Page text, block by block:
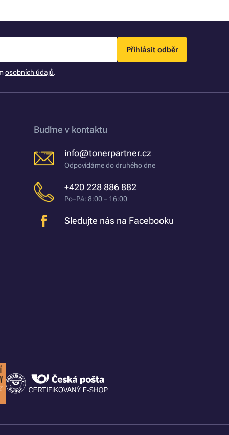
Přihlásit odběr
osobních údajů.
Buďme v kontaktu
info@tonerpartner.cz
Odpovídáme do druhého dne
+420 228 886 882
Po–Pá: 8:00 – 16:00
Sledujte nás na Facebooku